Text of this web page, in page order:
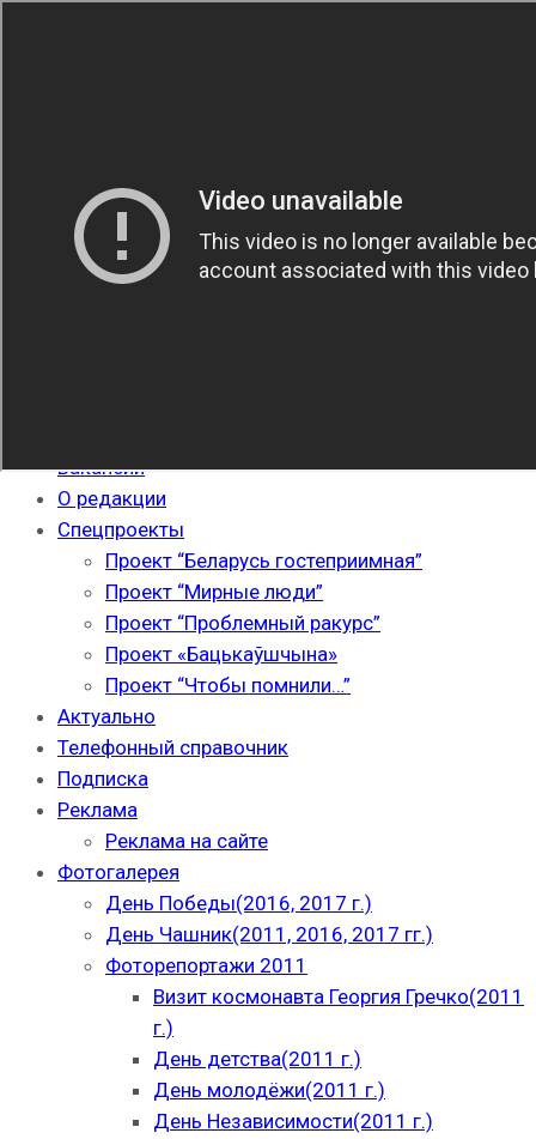
Вакансии
О редакции
Спецпроекты
Проект “Беларусь гостеприимная”
Проект “Мирные люди”
Проект “Проблемный ракурс”
Проект «Бацькаўшчына»
Проект “Чтобы помнили…”
Актуально
Телефонный справочник
Подписка
Реклама
Реклама на сайте
Фотогалерея
День Победы(2016, 2017 г.)
День Чашник(2011, 2016, 2017 гг.)
Фоторепортажи 2011
Визит космонавта Георгия Гречко(2011
г.)
День детства(2011 г.)
День молодёжи(2011 г.)
День Независимости(2011 г.)